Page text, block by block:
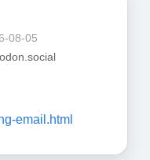
08-05
emai l.html